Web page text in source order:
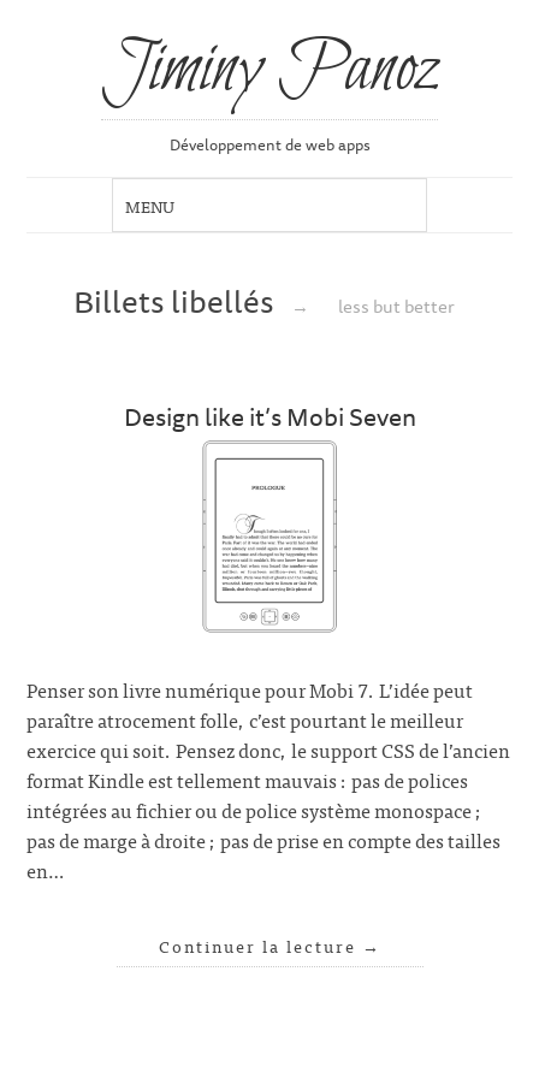
Jiminy Panoz
Développement de web apps
Billets libellés → less but better
Design like it’s Mobi Seven
Penser son livre numérique pour Mobi 7. L’idée peut
paraître atrocement folle, c’est pourtant le meilleur
exercice qui soit. Pensez donc, le support CSS de l’ancien
format Kindle est tellement mauvais : pas de polices
intégrées au fichier ou de police système monospace ;
pas de marge à droite ; pas de prise en compte des tailles
en…
Continuer la lecture →